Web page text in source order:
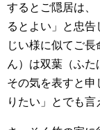
するとご隠居は、
るとよい」と忠
じい様に似てご
ん）は双葉（ふ
その気を表すと
りたい」とでも言